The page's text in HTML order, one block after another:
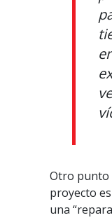
Otro punto
proyecto
una